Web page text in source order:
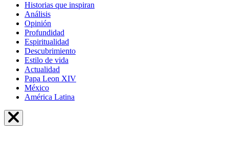
Historias que inspiran
Análisis
Opinión
Profundidad
Espiritualidad
Descubrimiento
Estilo de vida
Actualidad
Papa Leon XIV
México
América Latina